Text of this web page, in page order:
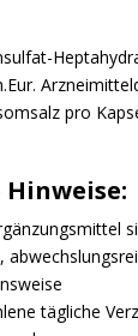
pro
tägliche